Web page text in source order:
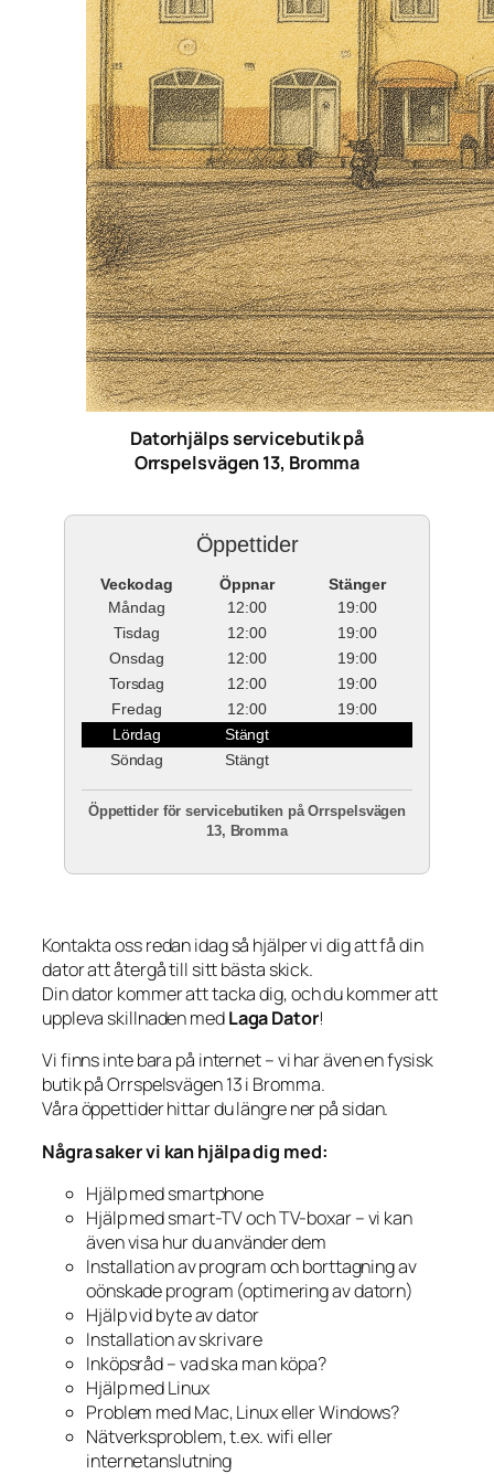
Datorhjälps servicebutik på
Orrspelsvägen 13, Bromma
Öppettider
Veckodag Öppnar
Stänger
Måndag
12:00
19:00
Tisdag
12:00
19:00
Onsdag
12:00
19:00
Torsdag
12:00
19:00
Fredag
12:00
19:00
Lördag
Stängt
Söndag
Stängt
Öppettider för servicebutiken på Orrspelsvägen
13, Bromma
Kontakta oss redan idag så hjälper vi dig att få din
dator att återgå till sitt bästa skick.
Din dator kommer att tacka dig, och du kommer att
uppleva skillnaden medLaga Dator!
Vi finns inte bara på internet – vi har även en fysisk
butik på Orrspelsvägen 13 i Bromma.
Våra öppettider hittar du längre ner på sidan.
Några saker vi kan hjälpa dig med:
Hjälp med smartphone
Hjälp med smart-TV och TV-boxar – vi kan
även visa hur du använder dem
Installation av program och borttagning av
oönskade program (optimering av datorn)
Hjälp vid byte av dator
Installation av skrivare
Inköpsråd – vad ska man köpa?
Hjälp med Linux
Problem med Mac, Linux eller Windows?
Nätverksproblem, t.ex. wifi eller
internetanslutning